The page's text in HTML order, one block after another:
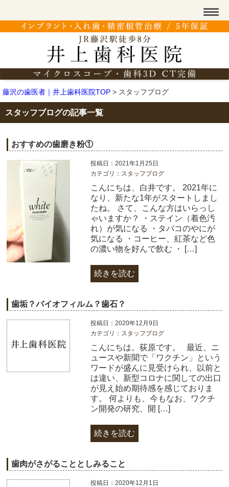
藤沢の歯医者｜井上歯科医院TOP > スタッフブログ
スタッフブログの記事一覧
おすすめの歯磨き粉①
投稿日：2021年1月25日
カテゴリ： スタッフブログ
こんにちは、白井です。 2021年に
なり、新たな1年がスタートしまし
たね。 さて、こんな方はいらっし
ゃいますか？ ・ステイン（着色汚
れ）が気になる ・タバコのやにが
気になる ・コーヒー、紅茶など色
の濃い物を好んで飲む ・ […]
続きを読む
歯垢？バイオフィルム？歯石？
投稿日：2020年12月9日
カテゴリ： スタッフブログ
こんにちは。荻原です。 最近、ニ
ュースや新聞で「ワクチン」という
ワードが盛んに見受けられ、以前と
は違い、新型コロナに関しての出口
が見え始め期待感を感じておりま
す。 何よりも、今もなお、ワクチ
ン開発の研究、開 […]
続きを読む
歯肉がさがることとしみること
投稿日：2020年12月1日